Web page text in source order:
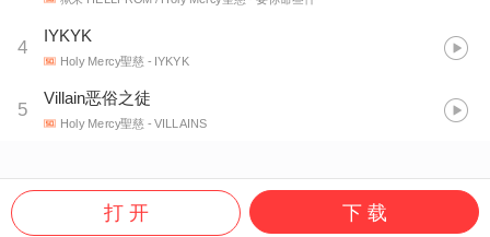
4
IYKYK
Holy Mercy聖慈 - IYKYK
5
Villain恶俗之徒
Holy Mercy聖慈 - VILLAINS
打 开 下 载